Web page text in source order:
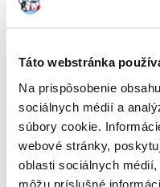
Táto webstránka
Na prispôsobenie
sociálnych médií a
súbory cookie.
webové stránky,
oblasti sociálnych
môžu príslušné
Superprémiové krmivo
(vážiace v dospelosti nad 25
2 rokov podľa veľkosti
kompletné, plnohodnotné a
Šteňatá veľkých plemien
vysokým obsahom proteínov
obsahom sacharidov.